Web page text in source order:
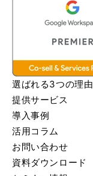
選ばれる3つの理由
提供サービス
導入事例
活用コラム
お問い合わせ
資料ダウンロード